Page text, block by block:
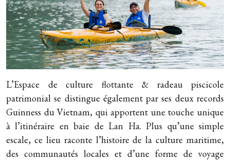
L’Espace de culture flottante & radeau piscicole
patrimonial se distingue également par ses deux records
Guinness du Vietnam, qui apportent une touche unique
à l’itinéraire en baie de Lan Ha. Plus qu’une simple
escale, ce lieu raconte l’histoire de la culture maritime,
des communautés locales et d’une forme de voyage